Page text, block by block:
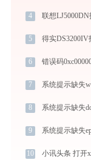
4 联想
5
6 错误码
7 系统提示缺失
8 系统提示缺失
9 系统提示缺失
10 小讯头条 打开